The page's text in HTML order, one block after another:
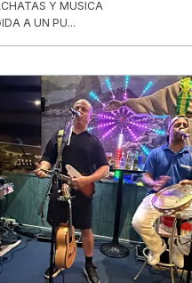
Y MUSICA
A UN PU...